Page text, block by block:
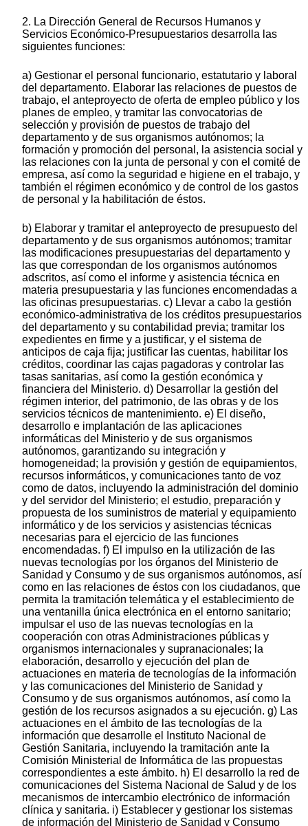
2. La Dirección General de Recursos Humanos y
Servicios Económico-Presupuestarios desarrolla las
siguientes funciones:
a) Gestionar el personal funcionario, estatutario y laboral
del departamento. Elaborar las relaciones de puestos de
trabajo, el anteproyecto de oferta de empleo público y los
planes de empleo, y tramitar las convocatorias de
selección y provisión de puestos de trabajo del
departamento y de sus organismos autónomos; la
formación y promoción del personal, la asistencia social y
las relaciones con la junta de personal y con el comité de
empresa, así como la seguridad e higiene en el trabajo, y
también el régimen económico y de control de los gastos
de personal y la habilitación de éstos.
b) Elaborar y tramitar el anteproyecto de presupuesto del
departamento y de sus organismos autónomos; tramitar
las modificaciones presupuestarias del departamento y
las que correspondan de los organismos autónomos
adscritos, así como el informe y asistencia técnica en
materia presupuestaria y las funciones encomendadas a
las oficinas presupuestarias. c) Llevar a cabo la gestión
económico-administrativa de los créditos presupuestarios
del departamento y su contabilidad previa; tramitar los
expedientes en firme y a justificar, y el sistema de
anticipos de caja fija; justificar las cuentas, habilitar los
créditos, coordinar las cajas pagadoras y controlar las
tasas sanitarias, así como la gestión económica y
financiera del Ministerio. d) Desarrollar la gestión del
régimen interior, del patrimonio, de las obras y de los
servicios técnicos de mantenimiento. e) El diseño,
desarrollo e implantación de las aplicaciones
informáticas del Ministerio y de sus organismos
autónomos, garantizando su integración y
homogeneidad; la provisión y gestión de equipamientos,
recursos informáticos, y comunicaciones tanto de voz
como de datos, incluyendo la administración del dominio
y del servidor del Ministerio; el estudio, preparación y
propuesta de los suministros de material y equipamiento
informático y de los servicios y asistencias técnicas
necesarias para el ejercicio de las funciones
encomendadas. f) El impulso en la utilización de las
nuevas tecnologías por los órganos del Ministerio de
Sanidad y Consumo y de sus organismos autónomos, así
como en las relaciones de éstos con los ciudadanos, que
permita la tramitación telemática y el establecimiento de
una ventanilla única electrónica en el entorno sanitario;
impulsar el uso de las nuevas tecnologías en la
cooperación con otras Administraciones públicas y
organismos internacionales y supranacionales; la
elaboración, desarrollo y ejecución del plan de
actuaciones en materia de tecnologías de la información
y las comunicaciones del Ministerio de Sanidad y
Consumo y de sus organismos autónomos, así como la
gestión de los recursos asignados a su ejecución. g) Las
actuaciones en el ámbito de las tecnologías de la
información que desarrolle el Instituto Nacional de
Gestión Sanitaria, incluyendo la tramitación ante la
Comisión Ministerial de Informática de las propuestas
correspondientes a este ámbito. h) El desarrollo la red de
comunicaciones del Sistema Nacional de Salud y de los
mecanismos de intercambio electrónico de información
clínica y sanitaria. i) Establecer y gestionar los sistemas
de información del Ministerio de Sanidad y Consumo